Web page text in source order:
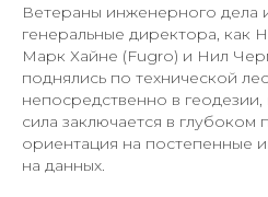
Ветераны инженерного дела
генеральные директора, как
Марк Хайне (Fugro) и Нил
поднялись по технической
непосредственно в
сила заключается в
ориентация на постепенные
на данных.